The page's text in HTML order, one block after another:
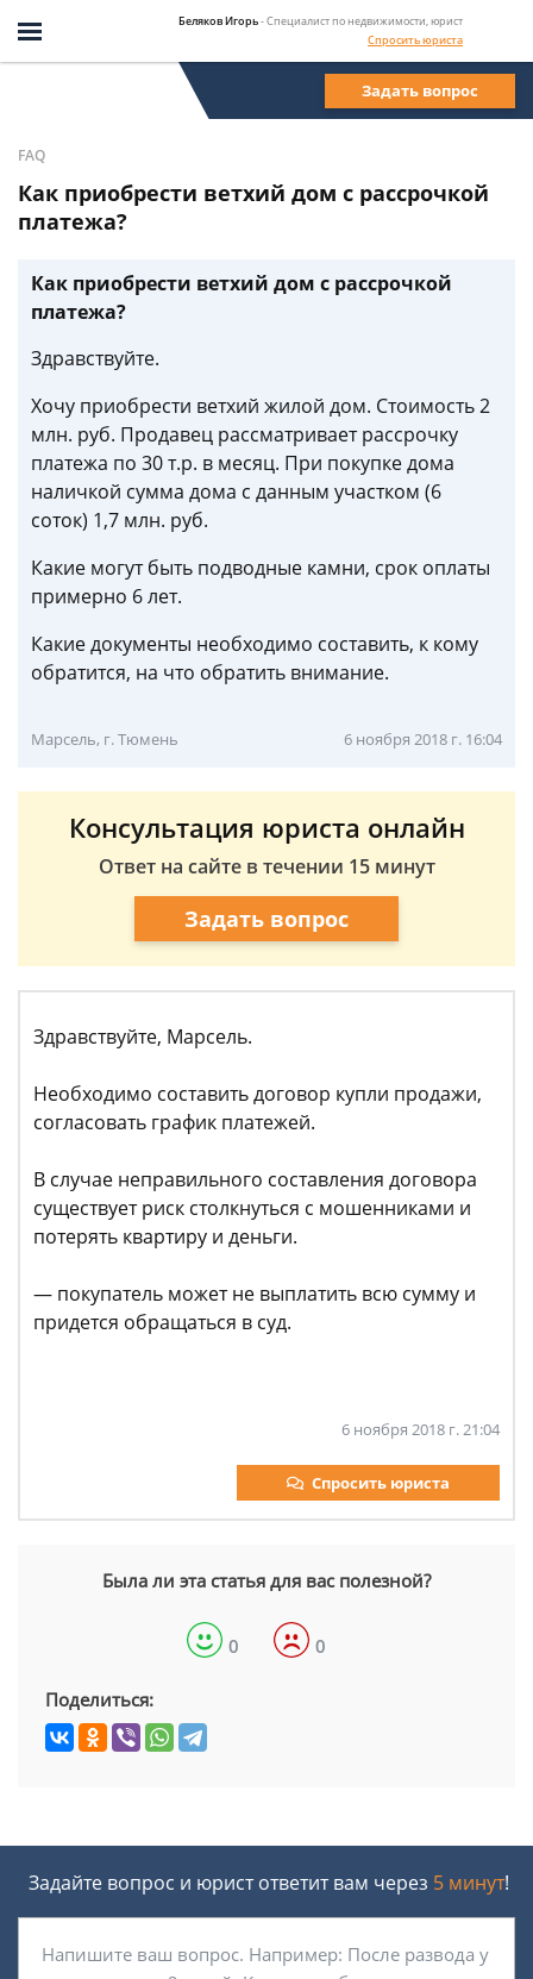
Беляков Игорь- Специалист по недвижимости, юрист
Спросить юриста
Задать вопрос
FAQ
Как приобрести ветхий дом с рассрочкой
платежа?
Как приобрести ветхий дом с рассрочкой
платежа?
Здравствуйте.
Хочу приобрести ветхий жилой дом. Стоимость 2
млн. руб. Продавец рассматривает рассрочку
платежа по 30 т.р. в месяц. При покупке дома
наличкой сумма дома с данным участком (6
соток) 1,7 млн. руб.
Какие могут быть подводные камни, срок оплаты
примерно 6 лет.
Какие документы необходимо составить, к кому
обратится, на что обратить внимание.
Марсель, г. Тюмень 6 ноября 2018 г. 16:04
Консультация юриста онлайн
Ответ на сайте в течении 15 минут
Задать вопрос
Здравствуйте, Марсель.
Необходимо составить договор купли продажи,
согласовать график платежей.
В случае неправильного составления договора
существует риск столкнуться с мошенниками и
потерять квартиру и деньги.
— покупатель может не выплатить всю сумму и
придется обращаться в суд.
6 ноября 2018 г. 21:04
Спросить юриста
Была ли эта статья для вас полезной?
0 0
Поделиться:
Задайте вопрос и юрист ответит вам через 5 минут!